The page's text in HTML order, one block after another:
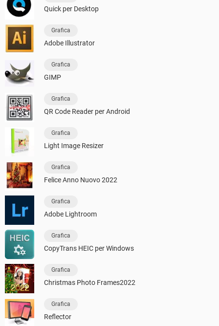
Quick per Desktop
Grafica
Adobe Illustrator
Grafica
GIMP
Grafica
QR Code Reader per Android
Grafica
Light Image Resizer
Grafica
Felice Anno Nuovo 2022
Grafica
Adobe Lightroom
Grafica
CopyTrans HEIC per Windows
Grafica
Christmas Photo Frames2022
Grafica
Reflector